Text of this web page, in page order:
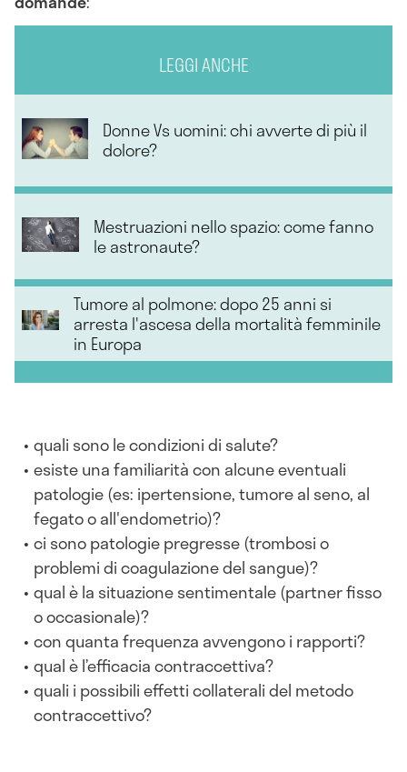
LEGGI ANCHE
Donne Vs uomini: chi avverte di più il
dolore?
Mestruazioni nello spazio: come fanno
le astronaute?
Tumore al polmone: dopo 25 anni si
arresta l'ascesa della mortalità femminile
in Europa
quali sono le condizioni di salute?
esiste una familiarità con alcune eventuali
patologie (es: ipertensione, tumore al seno, al
fegato o all'endometrio)?
ci sono patologie pregresse (trombosi o
problemi di coagulazione del sangue)?
qual è la situazione sentimentale (partner fisso
o occasionale)?
con quanta frequenza avvengono i rapporti?
qual è l’efficacia contraccettiva?
quali i possibili effetti collaterali del metodo
contraccettivo?